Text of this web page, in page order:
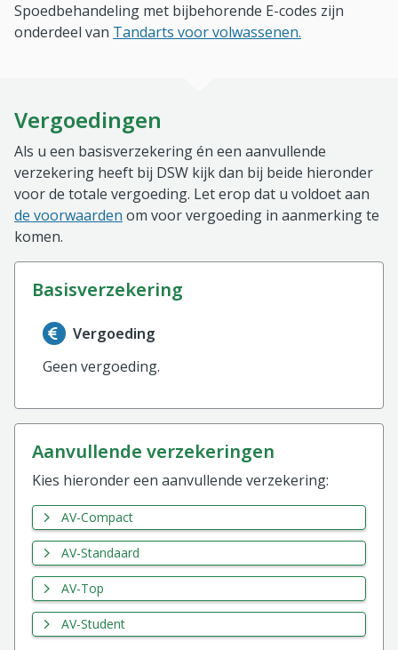
Spoedbehandeling met bijbehorende E-codes zijn
onderdeel van Tandarts voor volwassenen.
Vergoedingen
Als u een basisverzekering én een aanvullende
verzekering heeft bij DSW kijk dan bij beide hieronder
voor de totale vergoeding. Let erop dat u voldoet aan
de voorwaarden om voor vergoeding in aanmerking te
komen.
basisverzekering
Informatie over de vergoeding van de
Vergoeding
Geen vergoeding.
aanvullende verzekeringen
Kies hieronder een aanvullende verzekering:
AV-Compact
AV-Standaard
AV-Top
AV-Student